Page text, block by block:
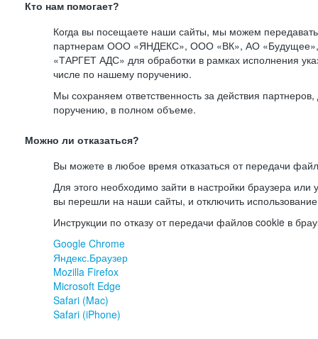
Кто нам помогает?
Когда вы посещаете наши сайты, мы можем
партнерам ООО «ЯНДЕКС», ООО «ВК», АО
«ТАРГЕТ АДС» для обработки в рамках исполнения
числе по нашему поручению.
Мы сохраняем ответственность за действия
поручению, в полном объеме.
Можно ли отказаться?
Вы можете в любое время отказаться от передачи
Для этого необходимо зайти в настройки браузера или
вы перешли на наши сайты, и отключить
Инструкции по отказу от передачи файлов cookie в
Google Chrome
Яндекс.Браузер
Mozilla Firefox
Microsoft Edge
Safari (Mac)
Safari (iPhone)